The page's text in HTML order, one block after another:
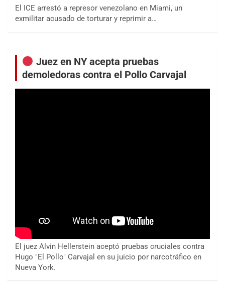
El ICE arrestó a represor venezolano en Miami, un
exmilitar acusado de torturar y reprimir a…
Juez en NY acepta pruebas
demoledoras contra el Pollo Carvajal
El juez Alvin Hellerstein aceptó pruebas cruciales contra
Hugo "El Pollo" Carvajal en su juicio por narcotráfico en
Nueva York.